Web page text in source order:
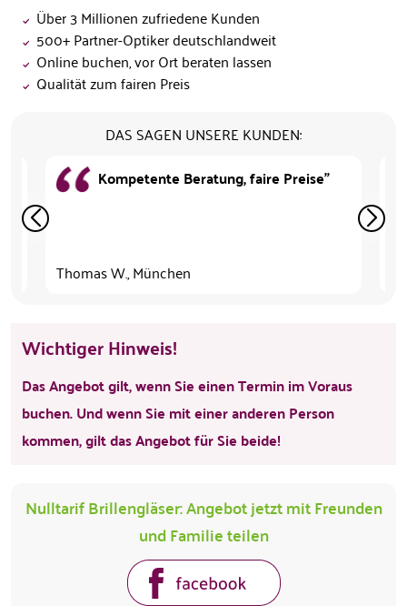
Über 3 Millionen zufriedene Kunden
500+ Partner-Optiker deutschlandweit
Online buchen, vor Ort beraten lassen
Qualität zum fairen Preis
DAS SAGEN UNSERE KUNDEN:
Kompetente Beratung, faire Preise"
Thomas W., München
Wichtiger Hinweis!
Das Angebot gilt, wenn Sie einen Termin im Voraus
buchen. Und wenn Sie mit einer anderen Person
kommen, gilt das Angebot für Sie beide!
Nulltarif Brillengläser: Angebot jetzt mit Freunden
und Familie teilen